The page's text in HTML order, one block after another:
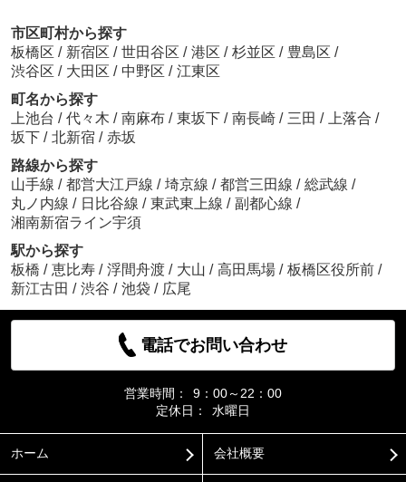
市区町村から探す
板橋区 / 新宿区 / 世田谷区 / 港区 / 杉並区 / 豊島区 /
渋谷区 / 大田区 / 中野区 / 江東区
町名から探す
上池台 / 代々木 / 南麻布 / 東坂下 / 南長崎 / 三田 / 上落合 /
坂下 / 北新宿 / 赤坂
路線から探す
山手線 / 都営大江戸線 / 埼京線 / 都営三田線 / 総武線 /
丸ノ内線 / 日比谷線 / 東武東上線 / 副都心線 /
湘南新宿ライン宇須
駅から探す
板橋 / 恵比寿 / 浮間舟渡 / 大山 / 高田馬場 / 板橋区役所前 /
新江古田 / 渋谷 / 池袋 / 広尾
電話でお問い合わせ
営業時間：
9：00～22：00
定休日：
水曜日
ホーム 会社概要